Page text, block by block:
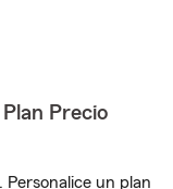
Precio
un plan